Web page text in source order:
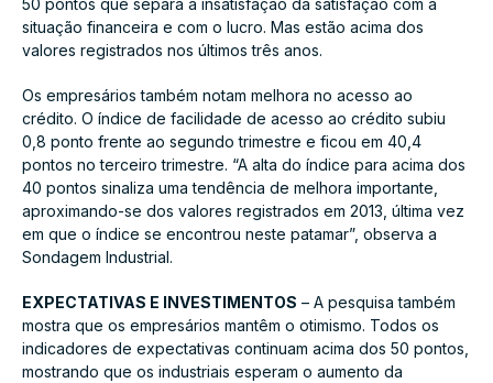
50 pontos que separa a insatisfação da satisfação com a
situação financeira e com o lucro. Mas estão acima dos
valores registrados nos últimos três anos.
Os empresários também notam melhora no acesso ao
crédito. O índice de facilidade de acesso ao crédito subiu
0,8 ponto frente ao segundo trimestre e ficou em 40,4
pontos no terceiro trimestre. “A alta do índice para acima dos
40 pontos sinaliza uma tendência de melhora importante,
aproximando-se dos valores registrados em 2013, última vez
em que o índice se encontrou neste patamar”, observa a
Sondagem Industrial.
EXPECTATIVAS E INVESTIMENTOS – A pesquisa também
mostra que os empresários mantêm o otimismo. Todos os
indicadores de expectativas continuam acima dos 50 pontos,
mostrando que os industriais esperam o aumento da